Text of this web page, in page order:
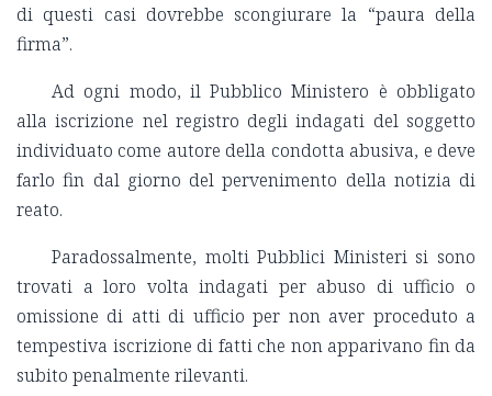
di questi casi dovrebbe scongiurare la “paura della
firma”.
Ad ogni modo, il Pubblico Ministero è obbligato
alla iscrizione nel registro degli indagati del soggetto
individuato come autore della condotta abusiva, e deve
farlo fin dal giorno del pervenimento della notizia di
reato.
Paradossalmente, molti Pubblici Ministeri si sono
trovati a loro volta indagati per abuso di ufficio o
omissione di atti di ufficio per non aver proceduto a
tempestiva iscrizione di fatti che non apparivano fin da
subito penalmente rilevanti.